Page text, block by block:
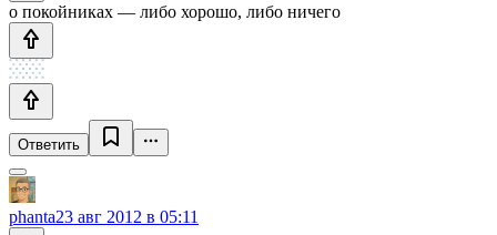
о покойниках — либо хорошо, либо ничего
Ответить
phanta23 авг 2012 в 05:11